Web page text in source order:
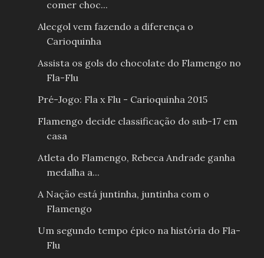
comer choc...
Alecgol vem fazendo a diferença o
Carioquinha
Assista os gols do chocolate do Flamengo no
Fla-Flu
Pré-Jogo: Fla x Flu - Carioquinha 2015
Flamengo decide classificação do sub-17 em
casa
Atleta do Flamengo, Rebeca Andrade ganha
medalha a...
A Nação está juntinha, juntinha com o
Flamengo
Um segundo tempo épico na história do Fla-
Flu